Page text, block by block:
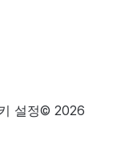
설정© 2026